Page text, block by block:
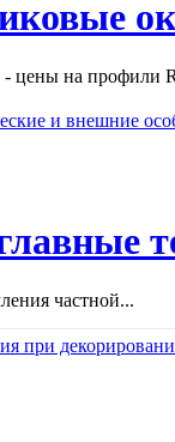
на профили
частной...